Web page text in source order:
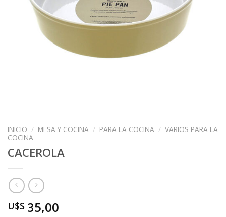
INICIO / MESA Y COCINA / PARA LA COCINA / VARIOS PARA LA
COCINA
CACEROLA
U$S 35,00